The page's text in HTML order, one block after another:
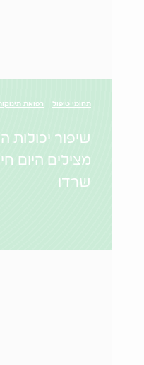
תחומי טיפול רפואת
שיפור יכולות
מצילים היום
שרדו